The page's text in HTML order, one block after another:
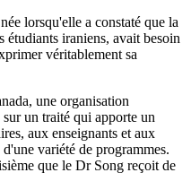
lorsqu'elle a constaté que la
étudiants iraniens, avait besoin
véritablement sa
une organisation
un traité qui apporte un
aux enseignants et aux
variété de programmes.
que le Dr Song reçoit de